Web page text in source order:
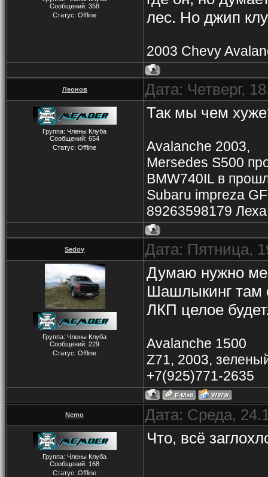
Сообщений:358
Статус:Offline
лес. Но джип
2003 Chevy
Леонов Дата: Четверг,
Группа: Члены Клуба
Сообщений:654
Статус:Offline
Так мы чем
Avalanche 2003,
Mersedes S500
BMW740IL в
Subaru impreza
89263598179 Леха
Sedoy Дата: Пятница,
Группа: Члены Клуба
Сообщений:229
Статус:Offline
Думаю нужно
Шашлыкинг там
ЛКП целое
Avalanche 1500
Z71, 2003,
+7(925)771-2635
Nemo Дата: Среда,
Группа: Члены Клуба
Сообщений: 168
Статус:Offline
Что, всё